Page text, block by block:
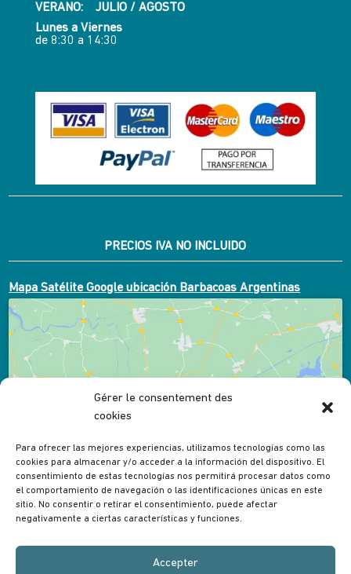
Gérer le consentement des
cookies
Para ofrecer las mejores experiencias, utilizamos tecnologías como las
cookies para almacenar y/o acceder a la información del dispositivo. El
consentimiento de estas tecnologías nos permitirá procesar datos como
el comportamiento de navegación o las identificaciones únicas en este
sitio. No consentir o retirar el consentimiento, puede afectar
negativamente a ciertas características y funciones.
Accepter
VERANO: JULIO / AGOSTO
Lunes a Viernes
de 8:30 a 14:30
PRECIOS IVA NO INCLUIDO
Mapa Satélite Google ubicación Barbacoas Argentinas
Cliquez pour accepter les cookies marketing et